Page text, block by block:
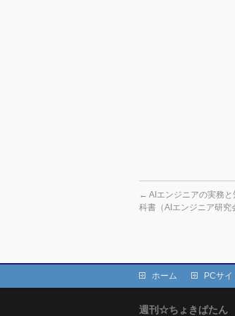
← AIエンジニアの実務
科書（AIエンジニア研究
ホーム PCサ
週刊☆ちょきぱたん